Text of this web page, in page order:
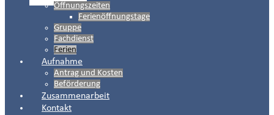
Öffnungszeiten
Ferienöffnungstage
Gruppe
Fachdienst
Ferien
Aufnahme
Antrag und Kosten
Beförderung
Zusammenarbeit
Kontakt